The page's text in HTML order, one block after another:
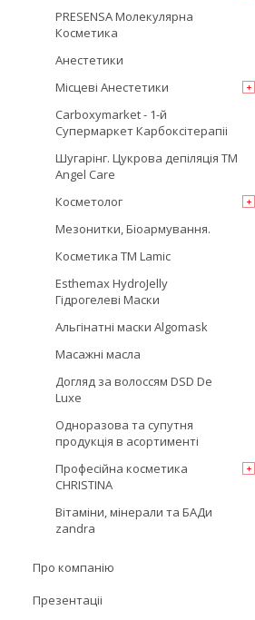
PRESENSA Молекулярна
Косметика
Анестетики
Місцеві Анестетики
Carboxymarket - 1-й
Супермаркет Карбоксітерапіі
Шугарінг. Цукрова депіляція TM
Angel Care
Косметолог
Мезонитки, Біоармування.
Косметика TM Lamic
Esthemax HydroJelly
Гідрогелеві Маски
Альгінатні маски Algomask
Масажні масла
Догляд за волоссям DSD De
Luxe
Одноразова та супутня
продукція в асортименті
Професійна косметика
CHRISTINA
Вітаміни, мінерали та БАДи
zandra
Про компанію
Презентаціі